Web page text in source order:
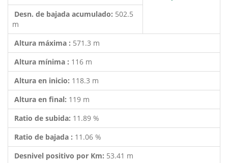
Desn. de bajada acumulado: 502.5
m
Altura máxima : 571.3 m
Altura mínima : 116 m
Altura en inicio: 118.3 m
Altura en final: 119 m
Ratio de subida: 11.89 %
Ratio de bajada : 11.06 %
Desnivel positivo por Km: 53.41 m